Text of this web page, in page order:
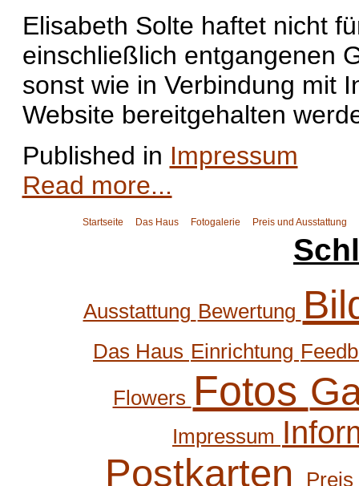
Elisabeth Solte haftet nicht
einschließlich entgangenen
sonst wie in Verbindung mit
Website bereitgehalten
Published in Impressum
Read more...
Startseite Das Haus Fotogalerie Preis und Ausstattung
Ausstattung Bewertung
Das Haus Einrichtung
Flowers Fotos
Impressum
Postkarten Preis